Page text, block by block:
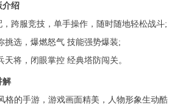
介绍
跨服竞技，单手操作，随时随地轻松战斗;
挑选，爆燃怒气 技能强势爆装;
天将，闭眼掌控 经典塔防闯关。
解
格的手游，游戏画面精美，人物形象生动酷